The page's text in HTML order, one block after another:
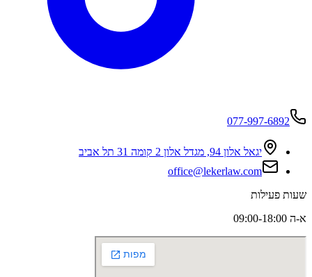
077-997-6892
יגאל אלון 94, מגדל אלון 2 קומה 31 תל אביב
office@lekerlaw.com
שעות פעילות
א-ה 09:00-18:00